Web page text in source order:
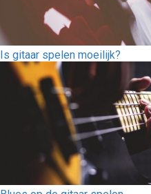
Is gitaar spelen moeilijk?